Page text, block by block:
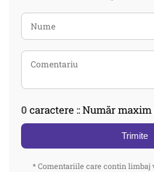
0 caractere :: Număr maxim
Trimite
* Comentariile care contin limbaj